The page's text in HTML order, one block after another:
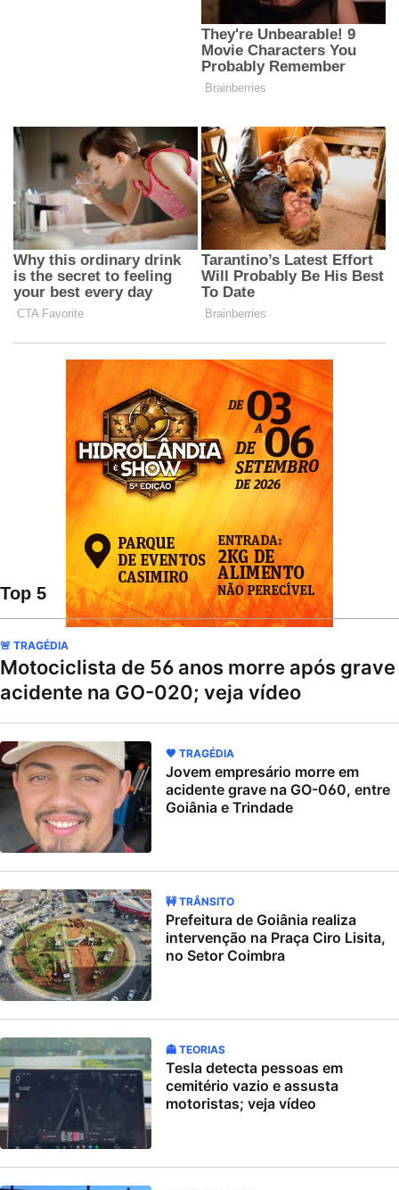
Top 5
🚨 TRAGÉDIA
Motociclista de 56 anos morre após grave
acidente na GO-020; veja vídeo
🖤 TRAGÉDIA
Jovem empresário morre em
acidente grave na GO-060, entre
Goiânia e Trindade
🚧 TRÂNSITO
Prefeitura de Goiânia realiza
intervenção na Praça Ciro Lisita,
no Setor Coimbra
👻 TEORIAS
Tesla detecta pessoas em
cemitério vazio e assusta
motoristas; veja vídeo